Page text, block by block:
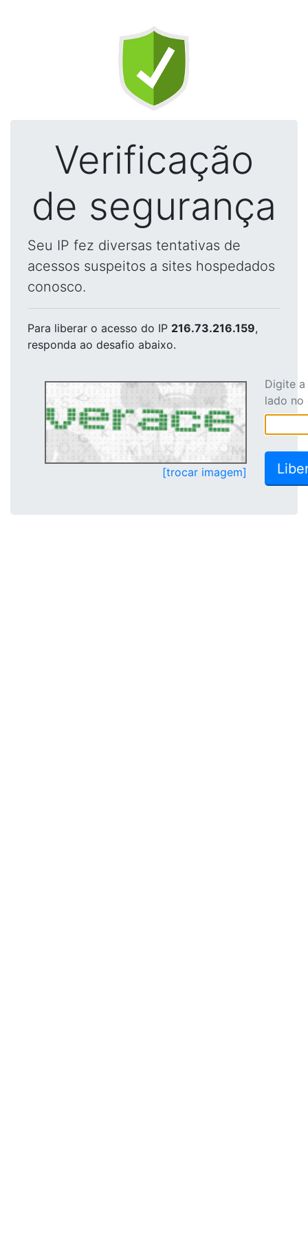
Verificação
de segurança
Seu IP fez diversas tentativas de
acessos suspeitos a sites hospedados
conosco.
Para liberar o acesso do IP 216.73.216.159,
responda ao desafio abaixo.
[trocar imagem]
Digite
lado no